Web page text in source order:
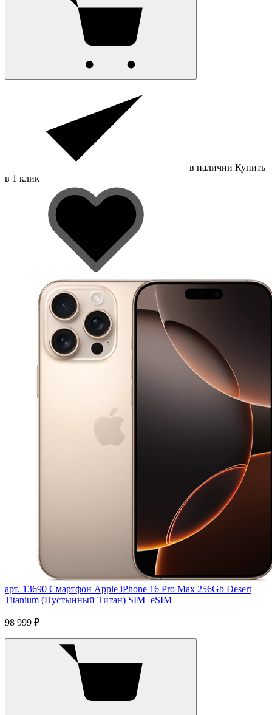
в наличии Купить
в 1 клик
арт. 13690 Смартфон Apple iPhone 16 Pro Max 256Gb Desert
Titanium (Пустынный Титан) SIM+eSIM
98 999 ₽